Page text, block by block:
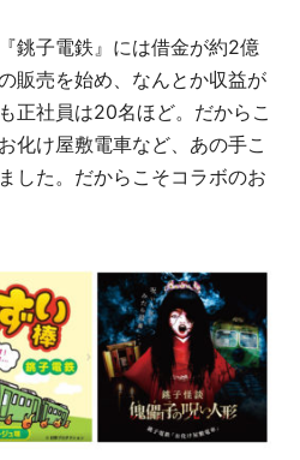
銚子電鉄』には借金が約2億
販売を始め、なんとか収益が
正社員は20名ほど。だからこ
化け屋敷電車など、あの手こ
した。だからこそコラボのお